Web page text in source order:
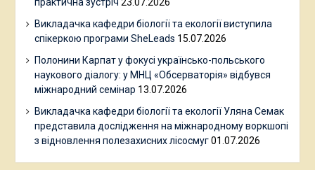
Викладачка кафедри біології та екології виступила
спікеркою програми SheLeads 15.07.2026
Полонини Карпат у фокусі українсько-польського
наукового діалогу: у МНЦ «Обсерваторія» відбувся
міжнародний семінар 13.07.2026
Викладачка кафедри біології та екології Уляна Семак
представила дослідження на міжнародному воркшопі
з відновлення полезахисних лісосмуг 01.07.2026